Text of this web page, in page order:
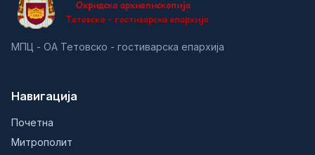
МПЦ - ОА Тетовско - гостиварска епархија
Навигација
Почетна
Митрополит